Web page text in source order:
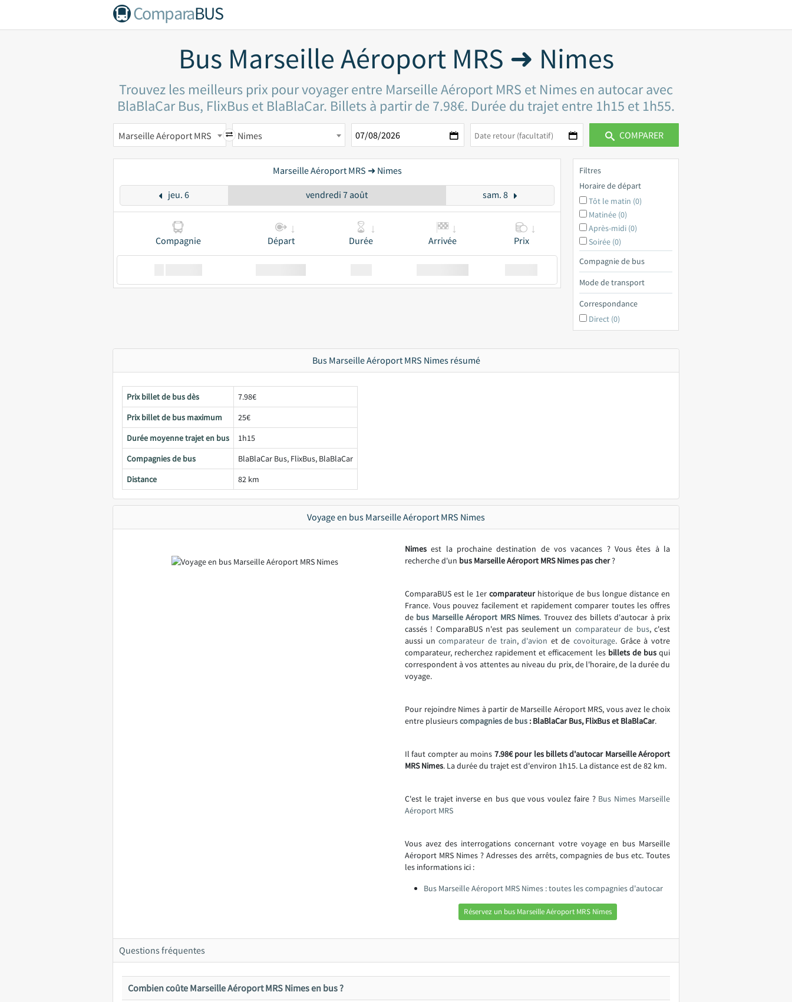
ComparaBUS
Bus Marseille Aéroport MRS ➜ Nimes
Trouvez les meilleurs prix pour voyager entre Marseille Aéroport MRS et Nimes en autocar avec
BlaBlaCar Bus, FlixBus et BlaBlaCar. Billets à partir de 7.98€. Durée du trajet entre 1h15 et 1h55.
Marseille Aéroport MRS Nimes COMPARER
Marseille Aéroport MRS ➜ Nimes
jeu. 6 vendredi 7 août sam. 8
Compagnie Départ Durée Arrivée Prix
Filtres
Horaire de départ
Tôt le matin (0)
Matinée (0)
Après-midi (0)
Soirée (0)
Compagnie de bus
Mode de transport
Correspondance
Direct (0)
Bus Marseille Aéroport MRS Nimes résumé
Prix billet de bus dès
7.98€
Prix billet de bus maximum
25€
Durée moyenne trajet en bus
1h15
Compagnies de bus
BlaBlaCar Bus, FlixBus, BlaBlaCar
Distance
82 km
Voyage en bus Marseille Aéroport MRS Nimes
Nimes est la prochaine destination de vos vacances ? Vous êtes à la
recherche d'un bus Marseille Aéroport MRS Nimes pas cher?
ComparaBUS est le 1er comparateurhistorique de bus longue distance en
France. Vous pouvez facilement et rapidement comparer toutes les offres
de bus Marseille Aéroport MRS Nimes. Trouvez des billets d'autocar à prix
cassés ! ComparaBUS n'est pas seulement un comparateur de bus, c'est
aussi uncomparateur de train,d'avion et decovoiturage. Grâce à votre
comparateur, recherchez rapidement et efficacement les billets de busqui
correspondent à vos attentes au niveau du prix, de l'horaire, de la durée du
voyage.
Pour rejoindre Nimes à partir de Marseille Aéroport MRS, vous avez le choix
entre plusieurscompagnies de bus : BlaBlaCar Bus, FlixBus et BlaBlaCar.
Il faut compter au moins 7.98€ pour les billets d'autocar Marseille Aéroport
MRS Nimes. La durée du trajet est d'environ 1h15. La distance est de 82 km.
C'est le trajet inverse en bus que vous voulez faire ? Bus Nimes Marseille
Aéroport MRS
Vous avez des interrogations concernant votre voyage en bus Marseille
Aéroport MRS Nimes ? Adresses des arrêts, compagnies de bus etc. Toutes
les informations ici :
Bus Marseille Aéroport MRS Nimes : toutes les compagnies d'autocar
Réservez un bus Marseille Aéroport MRS Nimes
Questions fréquentes
Combien coûte Marseille Aéroport MRS Nimes en bus ?